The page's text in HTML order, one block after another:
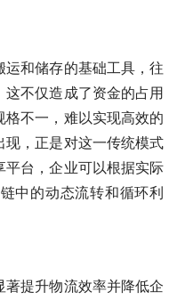
和储存的基础工具，往
不仅造成了资金的占用
不一，难以实现高效的
，正是对这一传统模式
平台，企业可以根据实际
中的动态流转和循环利
提升物流效率并降低企